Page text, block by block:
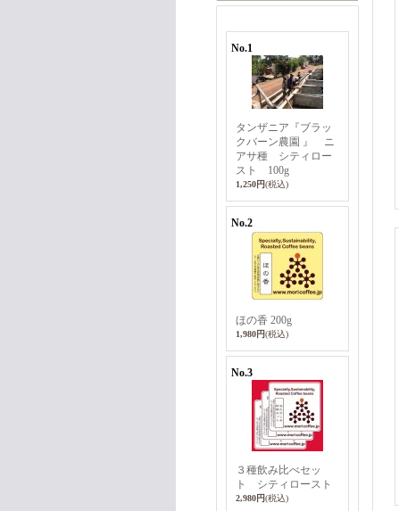
No.1
タンザニア『ブラッ
クバーン農園 』 ニ
アサ種 シティロー
スト 100g
1,250円(税込)
No.2
ほの香 200g
1,980円(税込)
No.3
３種飲み比べセッ
ト シティロースト
2,980円(税込)